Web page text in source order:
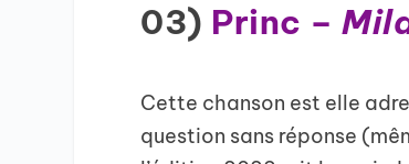
03) Princ –
Cette chanson est elle
question sans réponse